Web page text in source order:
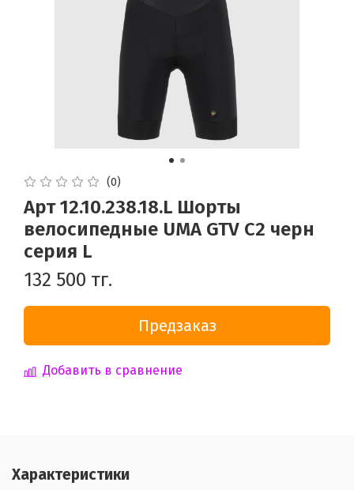
(0)
Арт 12.10.238.18.L Шорты
велосипедные UMA GTV C2 черн
серия L
132 500 тг.
Предзаказ
Добавить в сравнение
Характеристики